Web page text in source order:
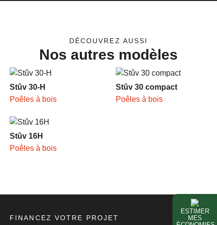
ESTIMER
MES
DÉCOUVREZ AUSSI
Nos autres modèles
Poêles à bois
Stûv 30-H
Poêles à bois
Stûv 30 compact
Poêles à bois
Stûv 16H
FINANCEZ VOTRE PROJET